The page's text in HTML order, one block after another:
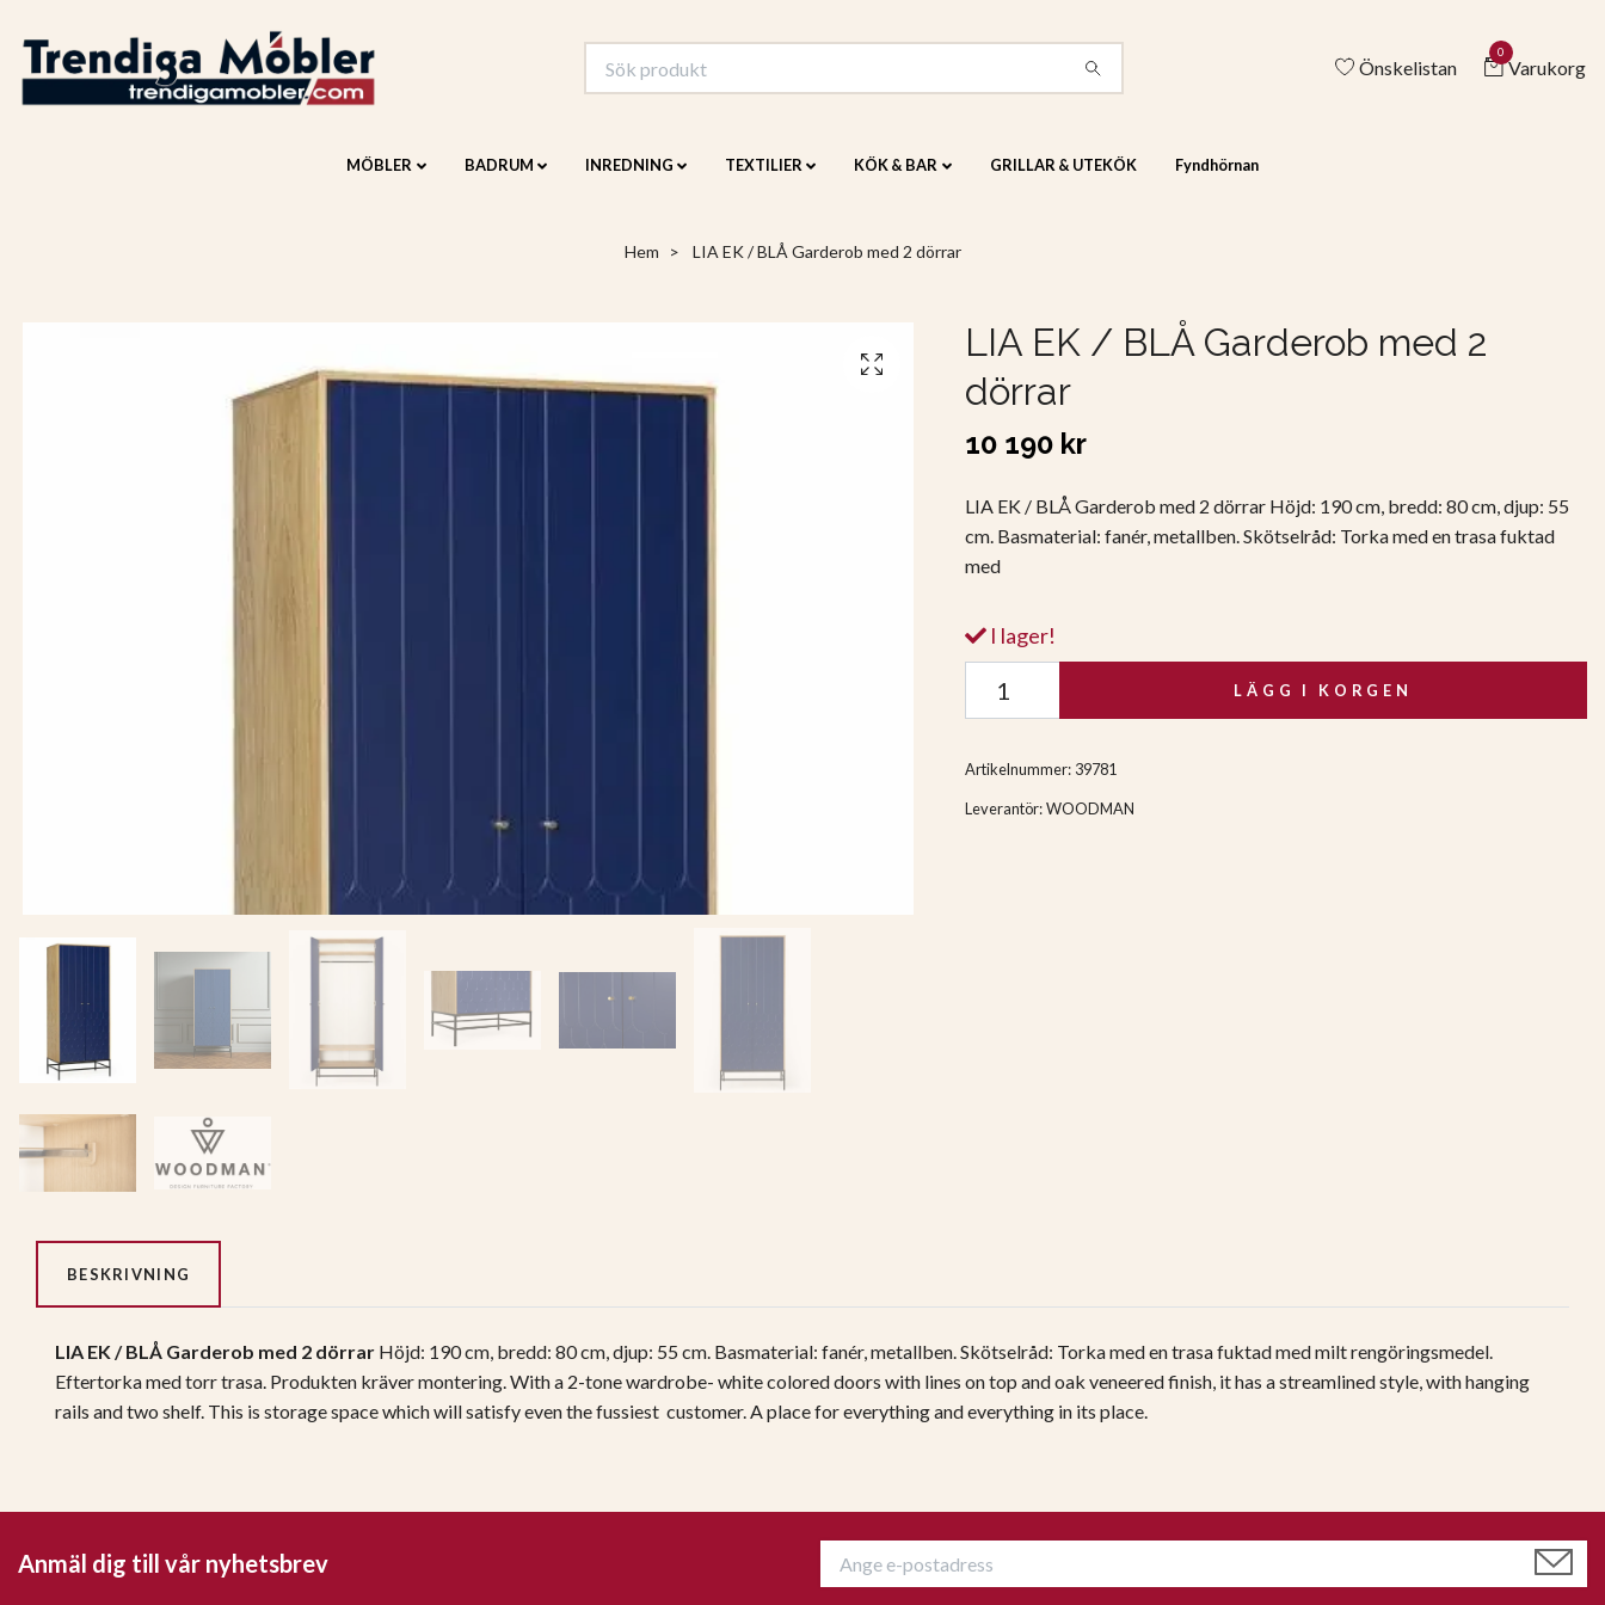
Önskelistan
0
Varukorg
MÖBLER BADRUM INREDNING TEXTILIER KÖK & BAR GRILLAR & UTEKÖK Fyndhörnan
Hem LIA EK / BLÅ Garderob med 2 dörrar
LIA EK / BLÅ Garderob med 2
dörrar
10 190 kr
LIA EK / BLÅ Garderob med 2 dörrar Höjd: 190 cm, bredd: 80 cm, djup: 55
cm. Basmaterial: fanér, metallben. Skötselråd: Torka med en trasa fuktad
med
I lager!
LÄGG I KORGEN
Artikelnummer: 39781
Leverantör:WOODMAN
BESKRIVNING
LIA EK / BLÅ Garderob med 2 dörrar Höjd: 190 cm, bredd: 80 cm, djup: 55 cm. Basmaterial: fanér, metallben. Skötselråd: Torka med en trasa fuktad med milt rengöringsmedel.
Eftertorka med torr trasa. Produkten kräver montering. With a 2-tone wardrobe- white colored doors with lines on top and oak veneered finish, it has a streamlined style, with hanging
rails and two shelf. This is storage space which will satisfy even the fussiest customer. A place for everything and everything in its place.
Anmäl dig till vår nyhetsbrev